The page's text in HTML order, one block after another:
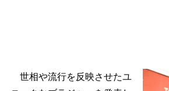
世相や流行を反映させたユ